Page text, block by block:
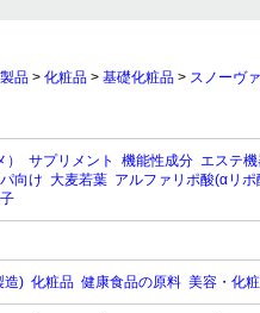
製品 > 化粧品 > 基礎化粧品 > スノーヴ
サプリメント 機能性成分 エステ
向け 大麦若葉 アルファリポ酸(αリポ
造) 化粧品 健康食品の原料 美容・化